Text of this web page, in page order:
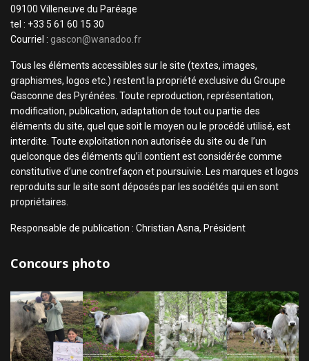
09100 Villeneuve du Paréage
tel : +33 5 61 60 15 30
Courriel : gascon@wanadoo.fr
Tous les éléments accessibles sur le site (textes, images,
graphismes, logos etc.) restent la propriété exclusive du Groupe
Gasconne des Pyrénées. Toute reproduction, représentation,
modification, publication, adaptation de tout ou partie des
éléments du site, quel que soit le moyen ou le procédé utilisé, est
interdite. Toute exploitation non autorisée du site ou de l’un
quelconque des éléments qu’il contient est considérée comme
constitutive d’une contrefaçon et poursuivie. Les marques et logos
reproduits sur le site sont déposés par les sociétés qui en sont
propriétaires.
Responsable de publication : Christian Asna, Président
Concours photo